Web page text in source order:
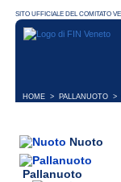
HOME > PALLANUOTO >
Nuoto
Pallanuoto